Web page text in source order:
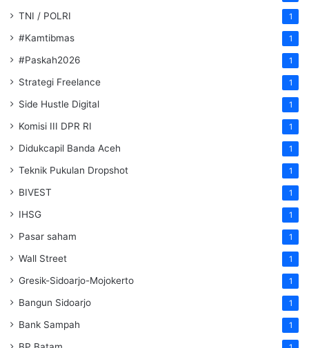
TNI / POLRI 1
#Kamtibmas 1
#Paskah2026 1
Strategi Freelance 1
Side Hustle Digital 1
Komisi III DPR RI 1
Didukcapil Banda Aceh 1
Teknik Pukulan Dropshot 1
BIVEST 1
IHSG 1
Pasar saham 1
Wall Street 1
Gresik-Sidoarjo-Mojokerto 1
Bangun Sidoarjo 1
Bank Sampah 1